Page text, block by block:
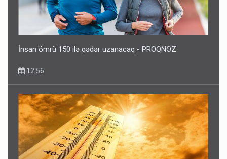
“Təlimdə idim, gəlib gördüm ki, evimi vurub dağıdırlar” -
İnsan ömrü 150 ilə qədər uzanacaq - PROQNOZ
12:56